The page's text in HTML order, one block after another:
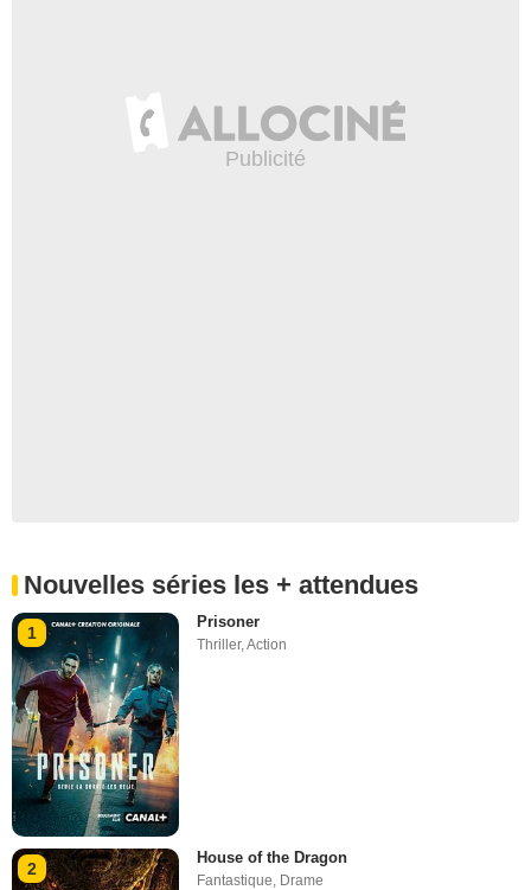
Nouvelles séries les + attendues
1
Prisoner
Thriller,Action
2
House of the Dragon
Fantastique Drame